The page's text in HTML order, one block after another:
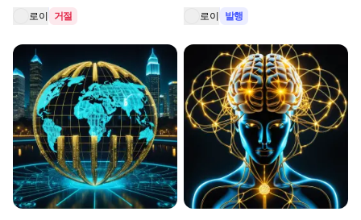
로이 거절
긴장 속 진척
로이 발행